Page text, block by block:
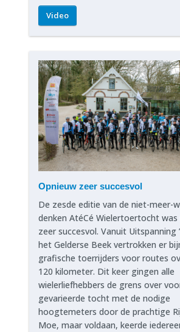
Video
Opnieuw zeer succesvol
De zesde editie van de niet-meer-
denken AtéCé Wielertoertocht was
zeer succesvol. Vanuit Uitspanning
het Gelderse Beek vertrokken er
grafische toerrijders voor routes
120 kilometer. Dit keer gingen alle
wielerliefhebbers de grens over
gevarieerde tocht met de nodige
hoogtemeters door de prachtige
Moe, maar voldaan, keerde